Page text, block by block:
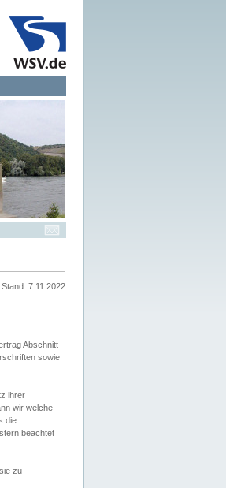
Stand: 7.11.2022
Abschnitt
sowie
ihrer
wir welche
die
beachtet
zu